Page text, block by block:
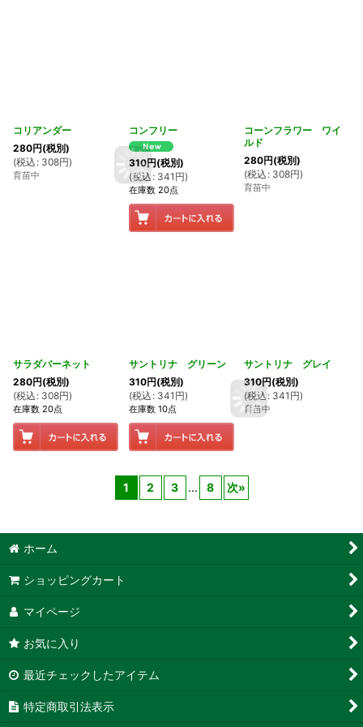
コリアンダー
280円(税別)
(税込 : 308円)
育苗中
コンフリー
310円(税別)
(税込 : 341 円)
在庫数 20点
コーンフラワー ワイ
ルド
280円(税別)
(税込 : 308円)
育苗中
サラダバーネット
280円(税別)
(税込 : 308円)
在庫数 20点
サントリナ グリーン
310円(税別)
(税込 : 341 円)
在庫数 10点
サントリナ グレイ
310円(税別)
(税込 : 341 円)
育苗中
1 2 3 ... 8 次»
ホーム
ショッピングカート
マイページ
お気に入り
最近チェックしたアイテム
特定商取引法表示